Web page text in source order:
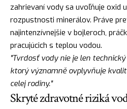
zahrievaní vody sa uvoľňuje oxid
rozpustnosti minerálov. Práve
najintenzívnejšie v bojleroch,
pracujúcich s teplou vodou.
"Tvrdosť vody nie je len
ktorý významně ovplyvňuje
celej rodiny."
Skryté zdravotné riziká